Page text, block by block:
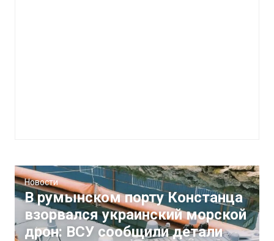
Новости
В румынском порту Констанца
взорвался украинский морской
дрон: ВСУ сообщили детали